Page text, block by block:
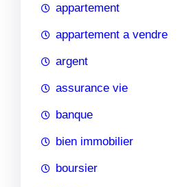
appartement
appartement a vendre
argent
assurance vie
banque
bien immobilier
boursier